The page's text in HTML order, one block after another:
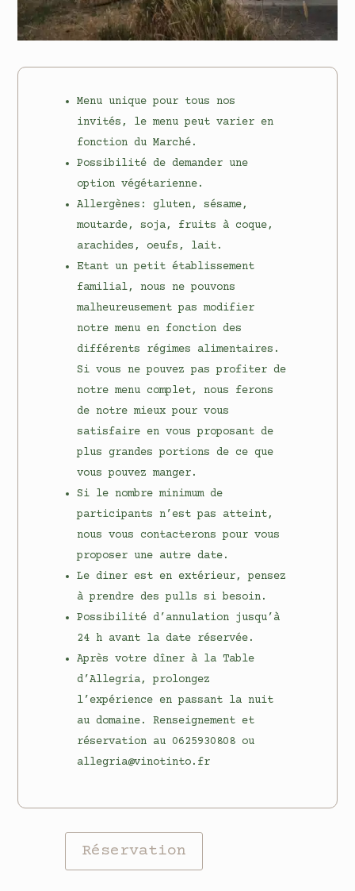
Menu unique pour tous nos
invités, le menu peut varier en
fonction du Marché.
Possibilité de demander une
option végétarienne.
Allergènes: gluten, sésame,
moutarde, soja, fruits à coque,
arachides, oeufs, lait.
Etant un petit établissement
familial, nous ne pouvons
malheureusement pas modifier
notre menu en fonction des
différents régimes alimentaires.
Si vous ne pouvez pas profiter de
notre menu complet, nous ferons
de notre mieux pour vous
satisfaire en vous proposant de
plus grandes portions de ce que
vous pouvez manger.
Si le nombre minimum de
participants n’est pas atteint,
nous vous contacterons pour vous
proposer une autre date.
Le diner est en extérieur, pensez
à prendre des pulls si besoin.
Possibilité d’annulation jusqu’à
24 h avant la date réservée.
Après votre dîner à la Table
d’Allegria, prolongez
l’expérience en passant la nuit
au domaine. Renseignement et
réservation au 0625930808 ou
allegria@vinotinto.fr
Réservation